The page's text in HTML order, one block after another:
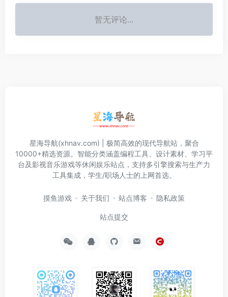
暂无评论...
星海导航(xhnav.com) | 极简高效的现代导航站，聚合
10000+精选资源。智能分类涵盖编程工具、设计素材、学习平
台及影视音乐游戏等休闲娱乐站点，支持多引擎搜索与生产力
工具集成，学生/职场人士的上网首选。
摸鱼游戏 关于我们 站点博客 隐私政策
站点提交